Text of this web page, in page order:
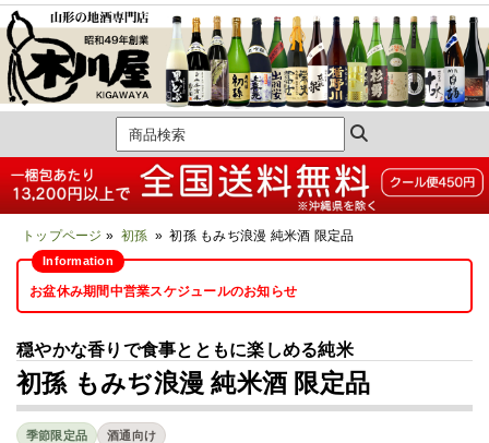
トップページ » 初孫 » 初孫 もみぢ浪漫 純米酒 限定品
お盆休み期間中営業スケジュールのお知らせ
穏やかな香りで食事とともに楽しめる純米
初孫 もみぢ浪漫 純米酒 限定品
季節限定品 酒通向け